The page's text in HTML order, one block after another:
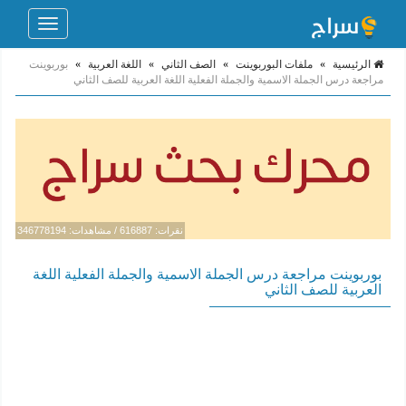
Toggle
الرئيسية » ملفات البوربوينت » الصف الثاني » اللغة العربية » بوربوينت
مراجعة درس الجملة الاسمية والجملة الفعلية اللغة العربية للصف الثاني
نقرات: 616887 / مشاهدات: 346778194
بوربوينت مراجعة درس الجملة الاسمية والجملة الفعلية اللغة
العربية للصف الثاني